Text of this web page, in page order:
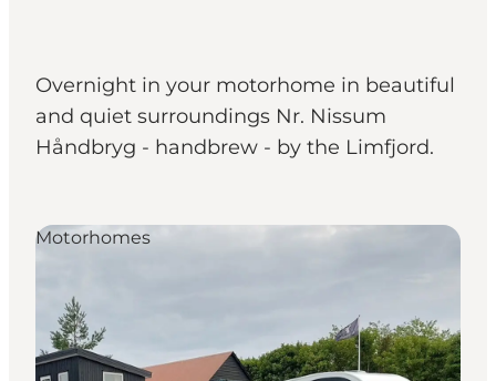
Pianifica il viaggio
Overnight in your motorhome in beautiful
and quiet surroundings Nr. Nissum
Håndbryg - handbrew - by the Limfjord.
Motorhomes